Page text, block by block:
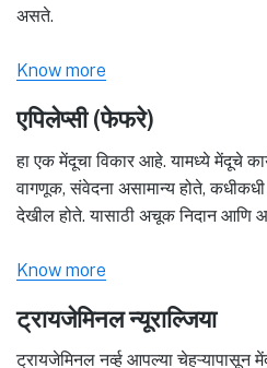
असते.
Know more
एपिलेप्सी (फेफरे)
हा एक मेंदूचा विकार आहे. यामध्ये मेंदूचे
वागणूक, संवेदना असामान्य होते,
देखील होते. यासाठी अचूक निदान
Know more
ट्रायजेमिनल न्यूराल्जिया
ट्रायजेमिनल नर्व्ह आपल्या चेहऱ्यापासून